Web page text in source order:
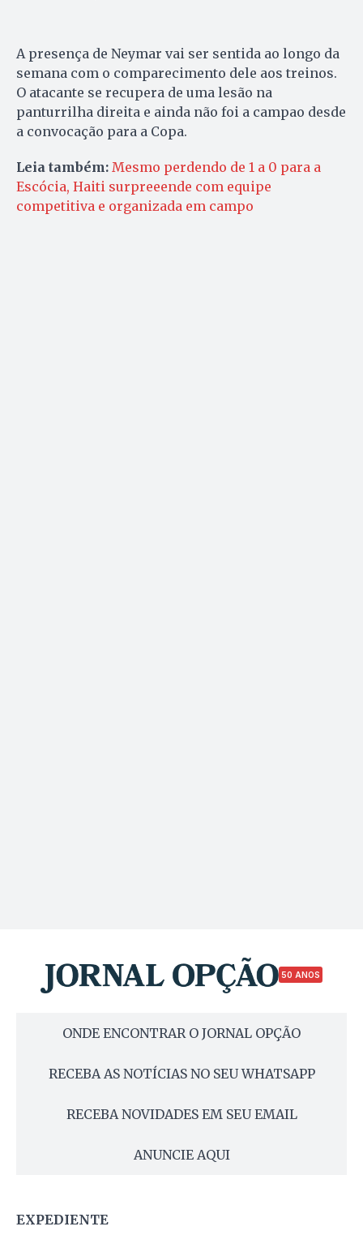
A presença de Neymar vai ser sentida ao longo da
semana com o comparecimento dele aos treinos.
O atacante se recupera de uma lesão na
panturrilha direita e ainda não foi a campao desde
a convocação para a Copa.
Leia também: Mesmo perdendo de 1 a 0 para a
Escócia, Haiti surpreeende com equipe
competitiva e organizada em campo
50 ANOS
ONDE ENCONTRAR O JORNAL OPÇÃO
RECEBA AS NOTÍCIAS NO SEU WHATSAPP
RECEBA NOVIDADES EM SEU EMAIL
ANUNCIE AQUI
EXPEDIENTE